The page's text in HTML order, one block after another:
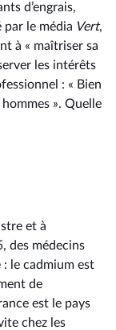
d’engrais,
par le média Vert,
à « maîtriser sa
les intérêts
: « Bien
». Quelle
et à
des médecins
le cadmium est
de
est le pays
chez les